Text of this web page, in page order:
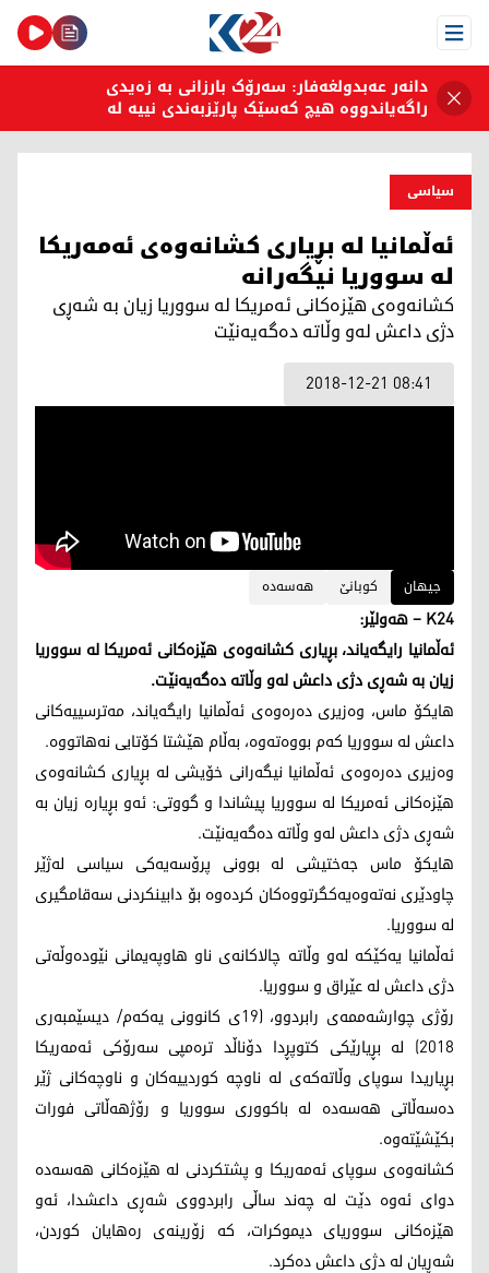
Open Menu
دانەر عەبدولغەفار: سەرۆک بارزانی بە زەیدی
راگەیاندووە هیچ کەسێک پارێزبەندی نییە لە
بەرەنگاربوونەوەی گەندەڵیدا
سیاسی
ئه‌ڵمانيا له‌ بڕيارى كشانه‌وه‌ى ئه‌مه‌ريكا
له‌ سووريا نيگه‌رانه‌
كشانه‌وه‌ی هێزه‌كانی ئه‌مریكا له‌ سووریا زیان به‌ شه‌ڕی
دژی داعش له‌و وڵاته‌ ده‌گه‌یه‌نێت
2018-12-21 08:41
جیهان كوبانێ هه‌سه‌ده‌
K24 – هه‌ولێر:
ئه‌ڵمانیا رایگه‌ياند، بڕیاری كشانه‌وه‌ی هێزه‌كانی ئه‌مریكا له‌ سووریا
زیان به‌ شه‌ڕی دژی داعش له‌و وڵاته‌ ده‌گه‌یه‌نێت.
هایكۆ ماس، وه‌زیری ده‌ره‌وه‌ی ئه‌ڵمانیا رایگه‌ياند، مه‌ترسییه‌كانی
داعش له‌ سووریا كه‌م بووه‌ته‌وه‌، به‌ڵام هێشتا كۆتایی نه‌هاتووه.
وه‌زیری ده‌ره‌وه‌ی ئه‌ڵمانیا نیگه‌رانی خۆيشی له‌ بڕیاری كشانه‌وه‌ی
هێزه‌كانی ئه‌مریكا له‌ سووریا پیشاندا و گووتی: ئه‌و بڕیاره‌ زیان به‌
شه‌ڕی دژی داعش له‌و وڵاته‌ ده‌گه‌یه‌نێت.
هايكۆ ماس جه‌ختیشی له‌ بوونی پرۆسه‌یه‌كی سیاسی له‌ژێر
چاودێری نه‌ته‌وه‌یه‌كگرتووه‌كان كرده‌وه‌ بۆ دابینكردنی سه‌قامگیری
له‌ سووریا.
ئه‌ڵمانیا یه‌كێكه‌ له‌و وڵاته‌ چالاكانه‌ی ناو هاوپه‌یمانی نێوده‌وڵه‌تی
دژی داعش له‌ عێراق و سووریا.
رۆژى چوارشه‌ممه‌ى رابردوو، (19ى كانوونى يه‌كه‌م/ ديسێمبه‌رى
2018) له‌ بڕيارێكى كتوپڕدا دۆناڵد تره‌مپى سه‌رۆكى ئه‌مه‌ريكا
بڕياريدا سوپاى وڵاته‌كه‌ى له‌ ناوچه‌ كوردييه‌كان و ناوچه‌كانى ژێر
ده‌سه‌ڵاتى هه‌سه‌ده‌ له‌ باكوورى سووريا و رۆژهه‌ڵاتى فورات
بكێشێته‌وه‌.
كشانه‌وه‌ى سوپاى ئه‌مه‌ريكا و پشتكردنى له‌ هێزه‌كانى هه‌سه‌ده‌
دواى ئه‌وه‌ دێت له‌ چه‌ند ساڵى رابردووى شه‌ڕى داعشدا، ئه‌و
هێزه‌كانى سوورياى ديموكرات، كه‌ زۆرينه‌ى ره‌هايان كوردن،
شه‌ڕيان له‌ دژى داعش ده‌كرد.